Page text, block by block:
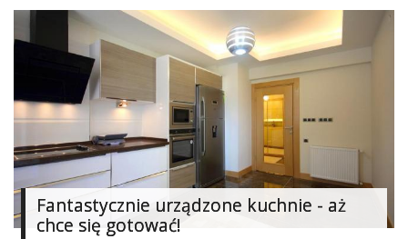
Dodatki
gadżety
dziecięcy
Przedpokój
Najlepsze
Kategorie
Fantastycznie urządzone kuchnie - aż
chce się gotować!